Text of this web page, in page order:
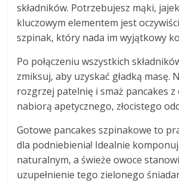
składników. Potrzebujesz mąki,
kluczowym elementem jest
szpinak, który nada im wyjątkowy
Po połączeniu wszystkich
zmiksuj, aby uzyskać gładką masę.
rozgrzej patelnię i smaż pancakes
nabiorą apetycznego, złocistego
Gotowe pancakes szpinakowe to
dla podniebienia! Idealnie
naturalnym, a świeże owoce
uzupełnienie tego zielonego